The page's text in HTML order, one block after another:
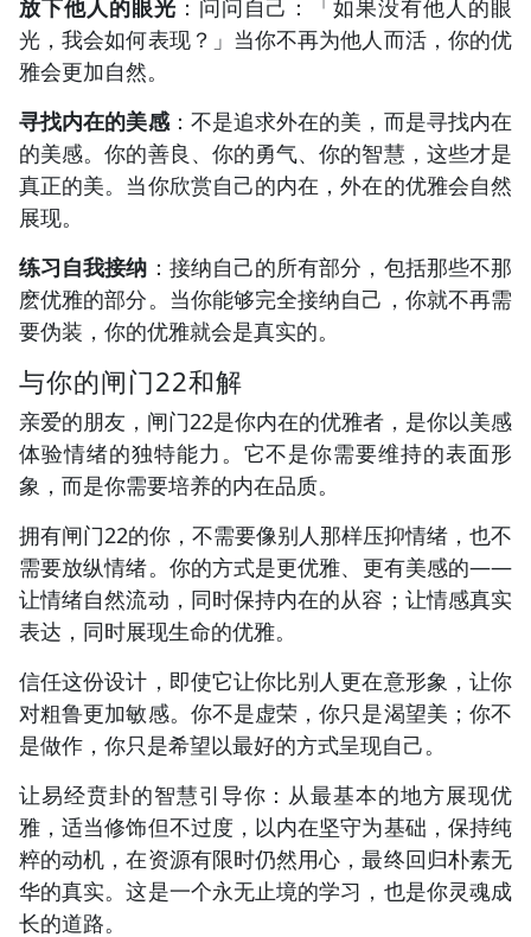
放下他人的眼光 ：问问自己：「如果没有他人的眼
光，我会如何表现？」当你不再为他人而活，你的优
雅会更加自然。
寻找内在的美感：不是追求外在的美，而是寻找内在
的美感。你的善良、你的勇气、你的智慧，这些才是
真正的美。当你欣赏自己的内在，外在的优雅会自然
展现。
练习自我接纳 ：接纳自己的所有部分，包括那些不那
麽优雅的部分。当你能够完全接纳自己，你就不再需
要伪装，你的优雅就会是真实的。
与你的闸门22和解
亲爱的朋友，闸门22是你内在的优雅者，是你以美感
体验情绪的独特能力。它不是你需要维持的表面形
象，而是你需要培养的内在品质。
拥有闸门22的你，不需要像别人那样压抑情绪，也不
需要放纵情绪。你的方式是更优雅、更有美感的——
让情绪自然流动，同时保持内在的从容；让情感真实
表达，同时展现生命的优雅。
信任这份设计，即使它让你比别人更在意形象，让你
对粗鲁更加敏感。你不是虚荣，你只是渴望美；你不
是做作，你只是希望以最好的方式呈现自己。
让易经贲卦的智慧引导你：从最基本的地方展现优
雅，适当修饰但不过度，以内在坚守为基础，保持纯
粹的动机，在资源有限时仍然用心，最终回归朴素无
华的真实。这是一个永无止境的学习，也是你灵魂成
长的道路。